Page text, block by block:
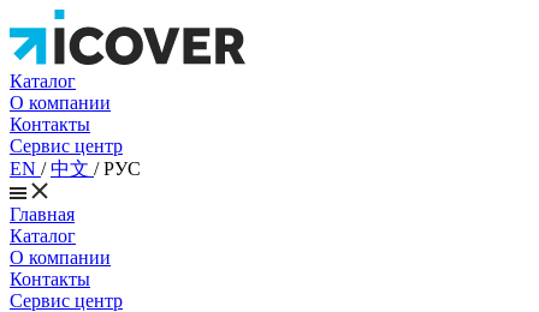
Каталог
О компании
Контакты
Сервис центр
EN /中文 /РУС
Главная
Каталог
О компании
Контакты
Сервис центр